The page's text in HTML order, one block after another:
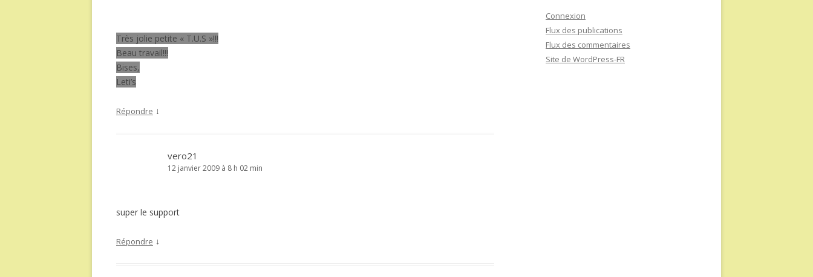
Très jolie petite « T.U.S »!!!
Beau travail!!!
Bises,
Leti’s
Répondre ↓
vero21
12 janvier 2009 à 8 h 02 min
super le support
Répondre ↓
Connexion
Flux des publications
Flux des commentaires
Site de WordPress-FR